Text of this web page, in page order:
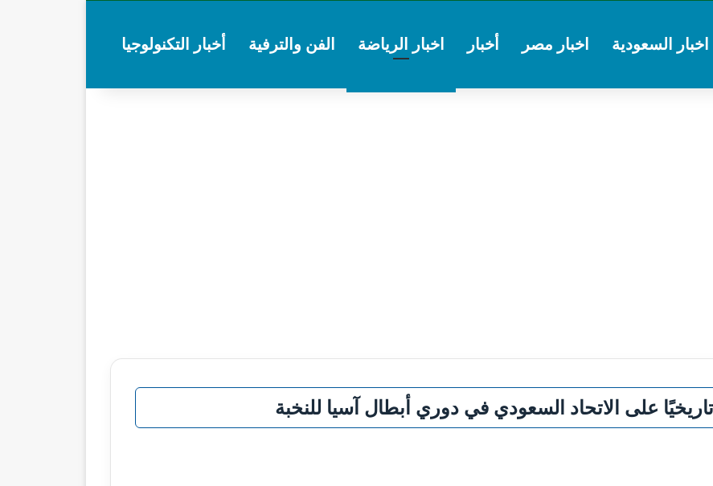
اخبار السعودية اخبار مصر أخبار اخبار الرياضة الفن والترفية أخبار التكنولوجيا
على الاتحاد السعودي في دوري أبطال آسيا للنخبة